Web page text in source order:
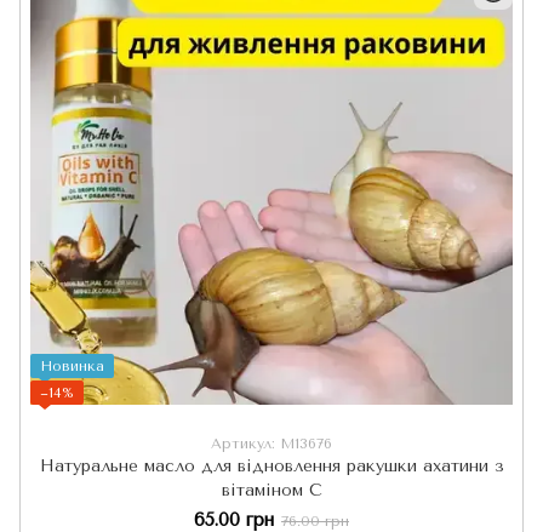
Новинка
−14%
Артикул: M13676
Натуральне масло для відновлення ракушки ахатини з
вітаміном С
65.00 грн 76.00 грн